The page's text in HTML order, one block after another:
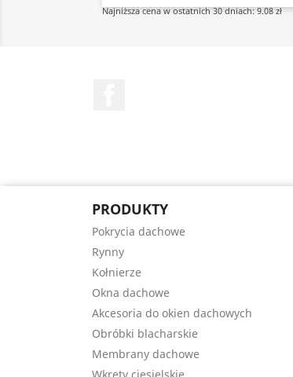
Najniższa cena w ostatnich 30 dniach: 9.08 zł
PRODUKTY
Pokrycia dachowe
Rynny
Kołnierze
Okna dachowe
Akcesoria do okien dachowych
Obróbki blacharskie
Membrany dachowe